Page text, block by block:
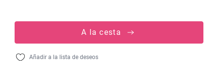
A la cesta
Añadir a la lista de deseos